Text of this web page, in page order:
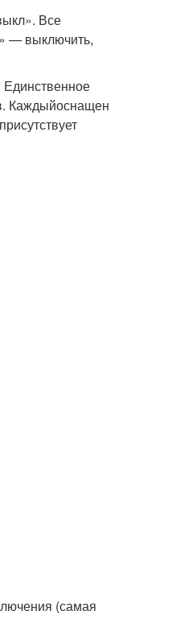
Все
— выключить,
Единственное
Каждыйоснащен
(самая